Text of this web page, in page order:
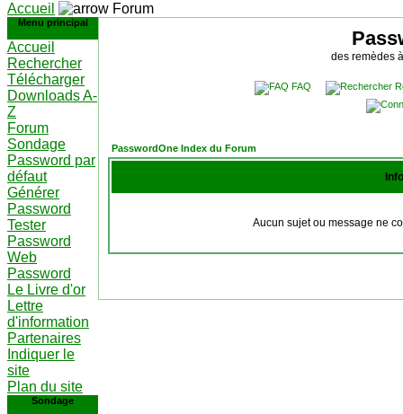
Accueil Forum
Menu principal
Accueil
Rechercher
Télécharger
Downloads A-
Z
Forum
Sondage
Password par
défaut
Générer
Password
Tester
Password
Web
Password
Le Livre d'or
Lettre
d'information
Partenaires
Indiquer le
site
Plan du site
Sondage
des remèdes
FAQ
PasswordOne Index du Forum
Aucun sujet ou message ne